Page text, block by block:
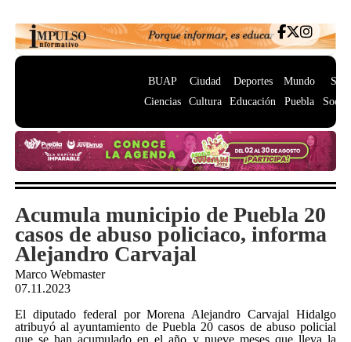
BUAP
Ciencias
Ciudad
Cultura
Deportes
Educación
Mundo
Puebla
Acumula municipio de Puebla 20
casos de abuso policiaco, informa
Alejandro Carvajal
Marco Webmaster
07.11.2023
El diputado federal por Morena Alejandro Carvajal Hidalgo
atribuyó al ayuntamiento de Puebla 20 casos de abuso policial
que se han acumulado en el año y nueve meses que lleva la